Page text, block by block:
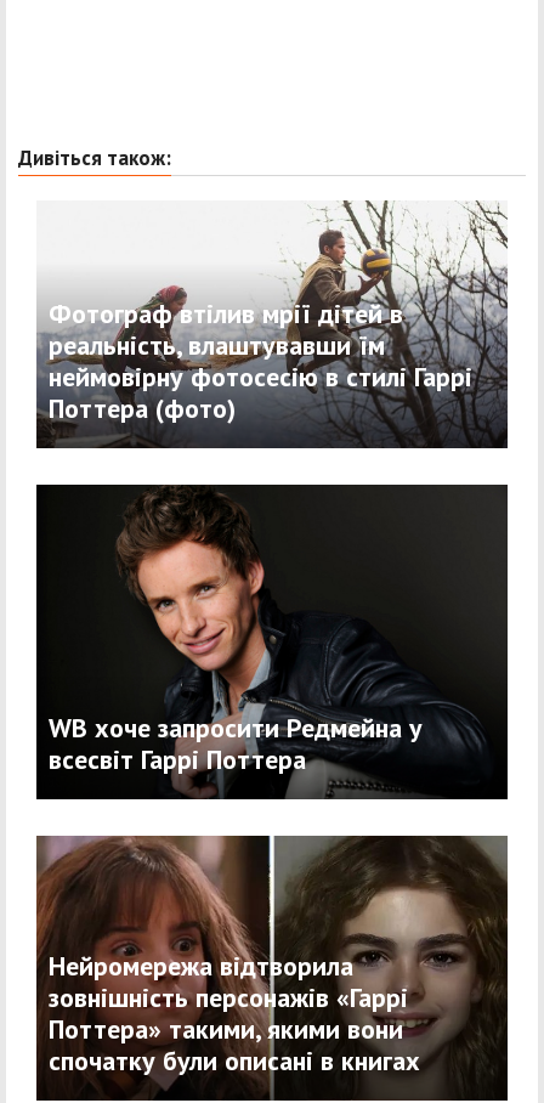
Дивіться також:
Фотограф втілив мрії дітей в
реальність, влаштувавши їм
неймовірну фотосесію в стилі Гаррі
Поттера (фото)
WB хоче запросити Редмейна у
всесвіт Гаррі Поттера
Нейромережа відтворила
зовнішність персонажів «Гаррі
Поттера» такими, якими вони
спочатку були описані в книгах